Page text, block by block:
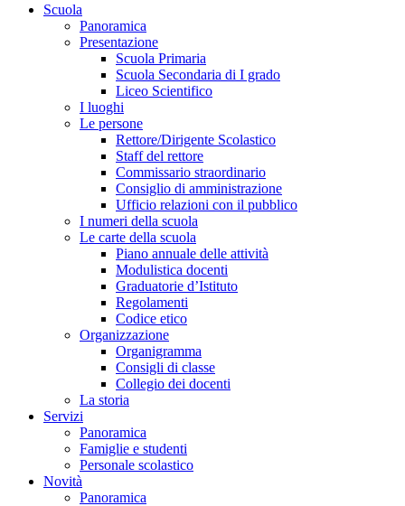
Scuola
Panoramica
Presentazione
Scuola Primaria
Scuola Secondaria di I grado
Liceo Scientifico
I luoghi
Le persone
Rettore/Dirigente Scolastico
Staff del rettore
Commissario straordinario
Consiglio di amministrazione
Ufficio relazioni con il pubblico
I numeri della scuola
Le carte della scuola
Piano annuale delle attività
Modulistica docenti
Graduatorie d’Istituto
Regolamenti
Codice etico
Organizzazione
Organigramma
Consigli di classe
Collegio dei docenti
La storia
Servizi
Panoramica
Famiglie e studenti
Personale scolastico
Novità
Panoramica